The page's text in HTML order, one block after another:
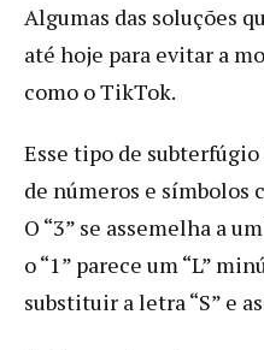
Algumas das soluções
até hoje para evitar a
como o TikTok.
Esse tipo de
de números e símbolos
O “3” se assemelha a
o “1” parece um “L”
substituir a letra “S” e